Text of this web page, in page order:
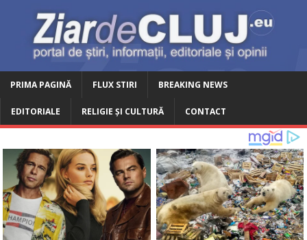
PRIMA PAGINĂ FLUX STIRI BREAKING NEWS
EDITORIALE RELIGIE ȘI CULTURĂ CONTACT